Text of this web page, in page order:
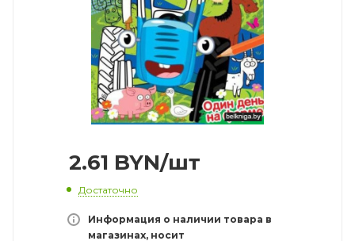
2.61 BYN/шт
Достаточно
Информация о наличии товара в
магазинах, носит